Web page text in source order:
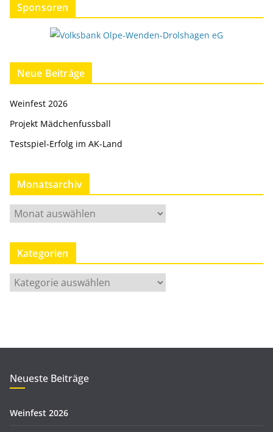
Sponsoren
Neue Beiträge
Weinfest 2026
Projekt Mädchenfussball
Testspiel-Erfolg im AK-Land
Monatsarchiv
M
o
n
t
h
v
Kategorien
a
r
i
n
Neueste Beiträge
Weinfest 2026